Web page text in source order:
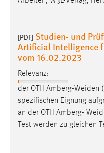
[PDF] Studien- und
Artificial Intelligence
vom 16.02.2023
Relevanz:
der OTH Amberg-Weiden
spezifischen Eignung
an der OTH Amberg-
Test werden zu gleichen
EXTERNE MEDIEN
Plattformen anzeigen
externen Medien
Vimeo